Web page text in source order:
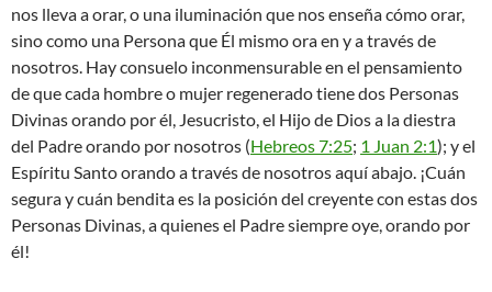
nos lleva a orar, o una iluminación que nos enseña cómo orar,
sino como una Persona que Él mismo ora en y a través de
nosotros. Hay consuelo inconmensurable en el pensamiento
de que cada hombre o mujer regenerado tiene dos Personas
Divinas orando por él, Jesucristo, el Hijo de Dios a la diestra
del Padre orando por nosotros (Hebreos 7:25; 1 Juan 2:1); y el
Espíritu Santo orando a través de nosotros aquí abajo. ¡Cuán
segura y cuán bendita es la posición del creyente con estas dos
Personas Divinas, a quienes el Padre siempre oye, orando por
él!